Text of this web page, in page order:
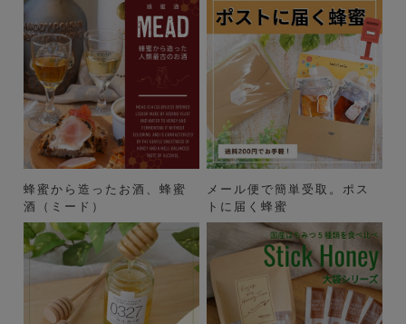
蜂蜜から造ったお酒、蜂蜜
酒（ミード）
メール便で簡単受取。ポス
トに届く蜂蜜